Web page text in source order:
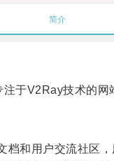
简介
V2Ray技术的网站
和用户交流社区，